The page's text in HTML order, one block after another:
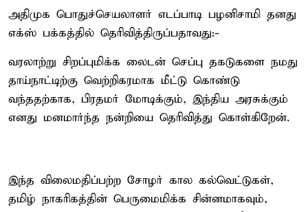
அதிமுக பொதுச்செயலாளர் எடப்பாடி பழனிசாமி தனது
எக்ஸ் பக்கத்தில் தெரிவித்திருப்பதாவது:-
வரலாற்று சிறப்புமிக்க லைடன் செப்பு தகடுகளை நமது
தாய்நாட்டிற்கு வெற்றிகரமாக மீட்டு கொண்டு
வந்ததற்காக, பிரதமர் மோடிக்கும், இந்திய அரசுக்கும்
எனது மனமார்ந்த நன்றியை தெரிவித்து கொள்கிறேன்.
இந்த விலைமதிப்பற்ற சோழர் கால கல்வெட்டுகள்,
தமிழ் நாகரிகத்தின் பெருமைமிக்க சின்னமாகவும்,